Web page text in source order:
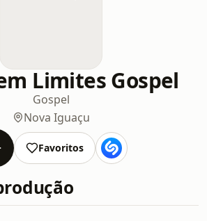
Limites Gospel
Gospel
Nova Iguaçu
Favoritos